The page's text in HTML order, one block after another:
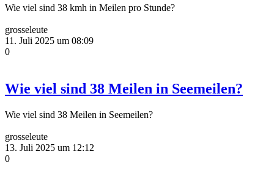
Wie viel sind 38 kmh in Meilen pro Stunde?
grosseleute
11. Juli 2025 um 08:09
0
Wie viel sind 38 Meilen in Seemeilen?
Wie viel sind 38 Meilen in Seemeilen?
grosseleute
13. Juli 2025 um 12:12
0